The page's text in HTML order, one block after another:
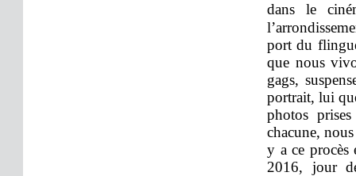
dans le
port du
que nous
gags,
portrait, lui
photos
chacune,
y a ce procès
2016, jour